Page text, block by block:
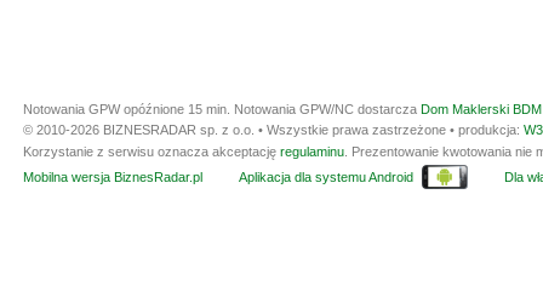
Notowania GPW opóźnione 15 min. Notowania GPW/NC dostarcza Dom Maklerski
© 2010-2026 BIZNESRADAR sp. z o.o. • Wszystkie prawa zastrzeżone • produkcja:
Korzystanie z serwisu oznacza akceptację regulaminu . Prezentowanie kwotowania
Mobilna wersja BiznesRadar.pl
Aplikacja dla systemu Android Dla